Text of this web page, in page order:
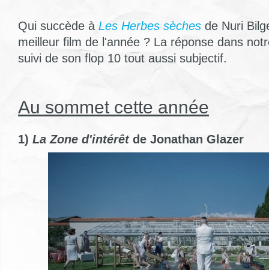
Qui succède à Les Herbes sèches de Nuri
meilleur film de l'année ? La réponse dans
suivi de son flop 10 tout aussi subjectif.
Au sommet cette année
1) La Zone d'intérêt de Jonathan Glazer